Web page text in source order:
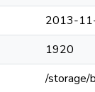
2013-
1920
/storage/